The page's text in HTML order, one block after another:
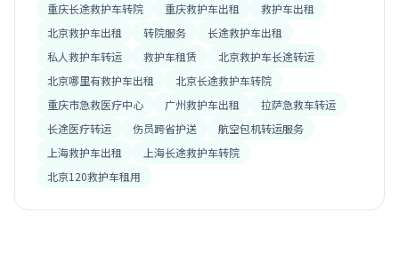
重庆长途救护车转院 重庆救护车出租
救护车出租
北京救护车出租
转院服务
长途救护车出租
私人救护车转运
救护车租赁
北京救护车长途转运
北京哪里有救护车出租
北京长途救护车转院
重庆市急救医疗中心
广州救护车出租
拉萨急救车转运
长途医疗转运
伤员跨省护送
航空包机转运服务
上海救护车出租
上海长途救护车转院
北京120救护车租用